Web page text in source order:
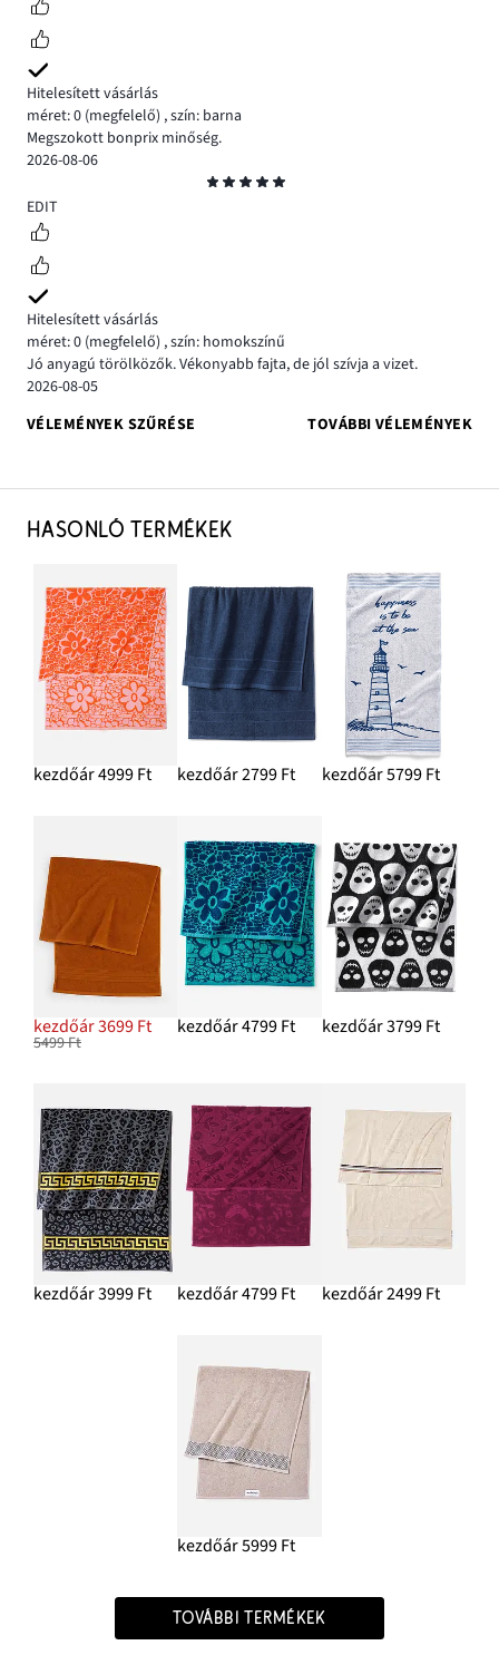
Hitelesített vásárlás
méret: 0 (megfelelő) ,szín: barna
Megszokott bonprix minőség.
2026-08-06
5
EDIT
Hitelesített vásárlás
méret: 0 (megfelelő) ,szín: homokszínű
Jó anyagú törölközők. Vékonyabb fajta, de jól szívja a vizet.
2026-08-05
VÉLEMÉNYEK SZŰRÉSE
TOVÁBBI VÉLEMÉNYEK
HASONLÓ TERMÉKEK
kezdőár 4999 Ft kezdőár 2799 Ft kezdőár 5799 Ft
kezdőár 3699 Ft
5499 Ft
kezdőár 4799 Ft kezdőár 3799 Ft
kezdőár 3999 Ft kezdőár 4799 Ft kezdőár 2499 Ft
kezdőár 5999 Ft
TOVÁBBI TERMÉKEK